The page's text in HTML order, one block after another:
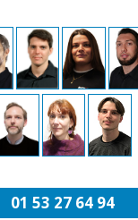
01 53 27 64 94